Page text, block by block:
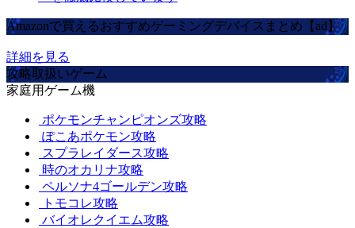
Amazonで買えるおすすめゲーミングデバイスまとめ【ad】
詳細を見る
攻略取扱いゲーム
家庭用ゲーム機
ポケモンチャンピオンズ攻略
ぽこあポケモン攻略
スプラレイダース攻略
時のオカリナ攻略
ペルソナ4ゴールデン攻略
トモコレ攻略
バイオレクイエム攻略